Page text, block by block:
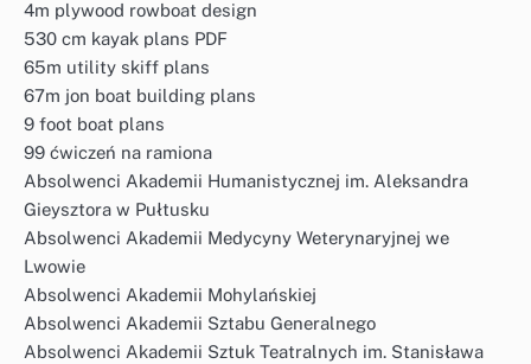
4m plywood rowboat design
530 cm kayak plans PDF
65m utility skiff plans
67m jon boat building plans
9 foot boat plans
99 ćwiczeń na ramiona
Absolwenci Akademii Humanistycznej im. Aleksandra
Gieysztora w Pułtusku
Absolwenci Akademii Medycyny Weterynaryjnej we
Lwowie
Absolwenci Akademii Mohylańskiej
Absolwenci Akademii Sztabu Generalnego
Absolwenci Akademii Sztuk Teatralnych im. Stanisława